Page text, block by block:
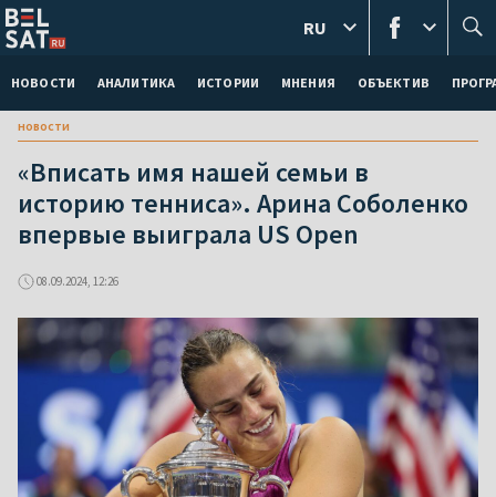
НОВОСТИ АНАЛИТИКА ИСТОРИИ МНЕНИЯ ОБЪЕКТИВ
RU
новости
«Вписать имя нашей семьи в
историю тенниса». Арина Соболенко
впервые выиграла US Open
08.09.2024, 12:26